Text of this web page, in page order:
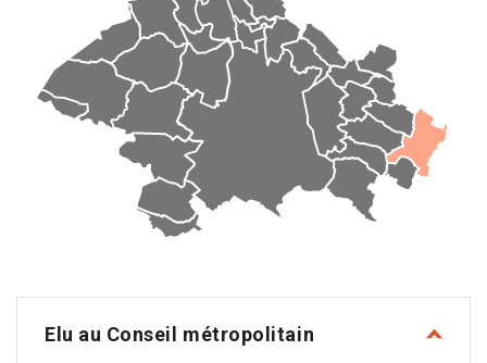
Elu au Conseil métropolitain